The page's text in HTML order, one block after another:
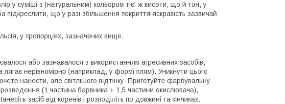
у суміші з (натуральним) кольором тієї ж висоти, що й тон, у
підкреслити, що у разі збільшення покриття яскравість зазвичай
у пропорціях, зазначених вище.
або зазнавалося з використанням агресивних засобів,
нерівномірно (наприклад, у формі плям). Уникнути цього
нанести, але світлішого відтінку. Приготуйте фарбувальну
(1 частина барвника + 1,5 частини окислювача),
засіб від коренів і розподіліть по довжині та кінчиках.